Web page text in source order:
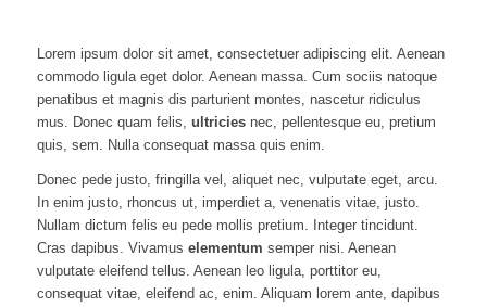
Lorem ipsum dolor sit amet, consectetuer adipiscing elit. Aenean
commodo ligula eget dolor. Aenean massa. Cum sociis natoque
penatibus et magnis dis parturient montes, nascetur ridiculus
mus. Donec quam felis, ultriciesnec, pellentesque eu, pretium
quis, sem. Nulla consequat massa quis enim.
Donec pede justo, fringilla vel, aliquet nec, vulputate eget, arcu.
In enim justo, rhoncus ut, imperdiet a, venenatis vitae, justo.
Nullam dictum felis eu pede mollis pretium. Integer tincidunt.
Cras dapibus. Vivamus elementum semper nisi. Aenean
vulputate eleifend tellus. Aenean leo ligula, porttitor eu,
consequat vitae, eleifend ac, enim. Aliquam lorem ante, dapibus